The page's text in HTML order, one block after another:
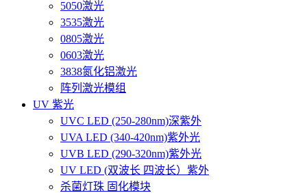
5050激光
3535激光
0805激光
0603激光
3838氮化铝激光
阵列激光模组
UV 紫光
UVC LED (250-280nm)深紫外
UVA LED (340-420nm)紫外光
UVB LED (290-320nm)紫外光
UV LED (双波长 四波长）紫外
杀菌灯珠 固化模块